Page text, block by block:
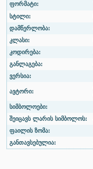
ფორმატი:
სტილი:
დამწერლობა:
კლასი:
კოდირება:
განლაგება:
ვერსია:
ავტორი:
სიმბოლოები:
შეიცავს ლარის სიმბოლოს:
ფაილის ზომა:
განთავსებულია: